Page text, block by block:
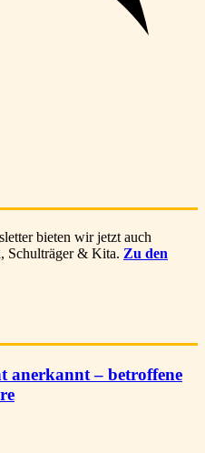
bieten wir jetzt auch
Schulträger & Kita. Zu den
anerkannt – betroffene